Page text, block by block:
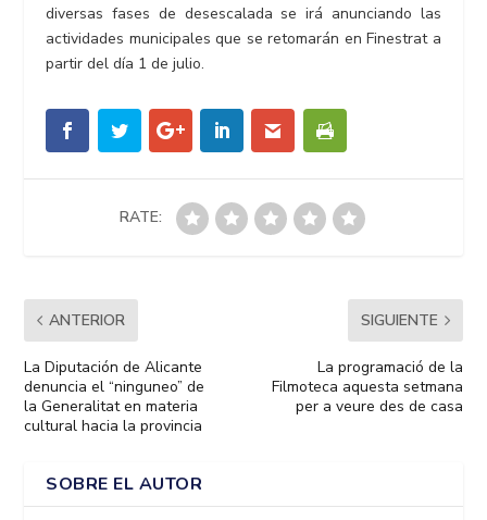
diversas fases de desescalada se irá anunciando las
actividades municipales que se retomarán en Finestrat a
partir del día 1 de julio.
RATE:
ANTERIOR
La Diputación de Alicante
denuncia el “ninguneo” de
la Generalitat en materia
cultural hacia la provincia
SIGUIENTE
La programació de la
Filmoteca aquesta setmana
per a veure des de casa
SOBRE EL AUTOR